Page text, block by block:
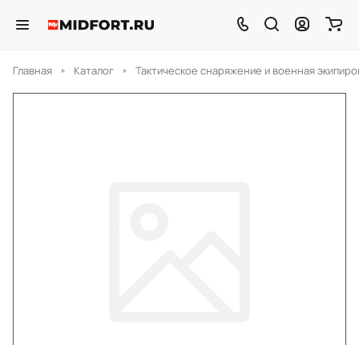
Главная Каталог Тактическое снаряжение и военная